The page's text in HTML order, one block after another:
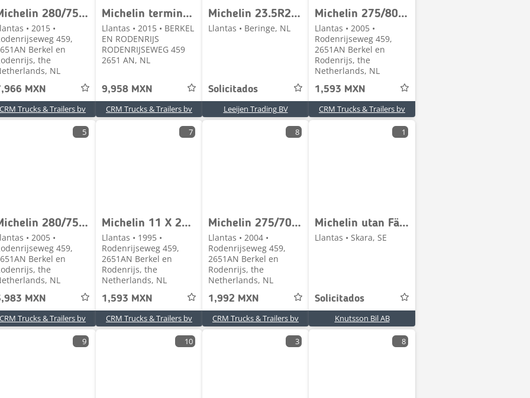
Michelin 280/75 R 22.5 - TERMNAL TRACTOR TIRE - EXTRA HEAVY
• 2015 •
459,
Berkel en
the
NL
MXN
CRM Trucks & Trailers bv
Michelin terminal tractor tires - 310/80R22.5
Llantas • 2015 • BERKEL
EN RODENRIJS
RODENRIJSEWEG 459
2651 AN, NL
9,958 MXN
CRM Trucks & Trailers bv
Michelin 23.5R25 used tires (set of 2)
Llantas • Beringe, NL
Solicitados
Leeijen Trading BV
Michelin 275/80 R 22.5
Llantas • 2005 •
Rodenrijseweg 459,
2651AN Berkel en
Rodenrijs, the
Netherlands, NL
1,593 MXN
CRM Trucks & Trailers bv
5
Michelin 280/75 R 22.5 TERMNAL TRACTOR TIRE - EXTRA HEAVY D
• 2005 •
459,
Berkel en
the
NL
MXN
CRM Trucks & Trailers bv
7
Michelin 11 X 22.5
Llantas • 1995 •
Rodenrijseweg 459,
2651AN Berkel en
Rodenrijs, the
Netherlands, NL
1,593 MXN
CRM Trucks & Trailers bv
8
Michelin 275/70 R 22.5 ON RIM
Llantas • 2004 •
Rodenrijseweg 459,
2651AN Berkel en
Rodenrijs, the
Netherlands, NL
1,992 MXN
CRM Trucks & Trailers bv
1
Michelin utan Fälg 13x22,5
Llantas • Skara, SE
Solicitados
Knutsson Bil AB
9 10 3 8